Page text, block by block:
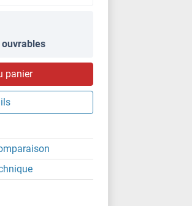
ouvrables
panier